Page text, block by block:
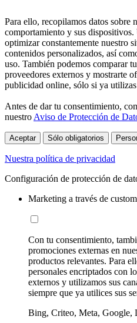
Para ello, recopilamos datos sobre
comportamiento y sus dispositivos.
optimizar constantemente nuestro
contenidos personalizados, así
uso. También podemos comparar
proveedores externos y mostrarte
publicidad online, sólo si ya
Antes de dar tu consentimiento,
nuestro Aviso de Protección de
Aceptar Sólo obligatorios
Nuestra política de privacidad
Configuración de protección de
Marketing a través de
Con tu consentimiento,
promociones externas en
productos relevantes. Para
personales encriptados con
externos y utilizamos sus
siempre que ya utilices sus
Bing, Criteo, Meta, Google,